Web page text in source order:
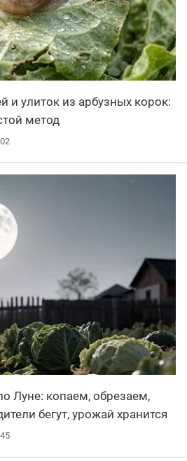
и улиток из арбузных корок:
метод
Луне: копаем, обрезаем,
бегут, урожай хранится